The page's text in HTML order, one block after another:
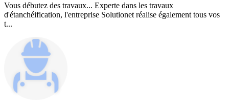
Vous débutez des travaux... Experte dans les travaux
d'étanchéification, l'entreprise Solutionet réalise également tous vos
t...